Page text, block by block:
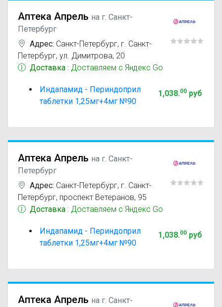
Аптека Апрель на г. Санкт-
Петербург
Адрес: Санкт-Петербург, г. Санкт-
Петербург, ул. Димитрова, 20
Доставка : Доставляем с Яндекс Go
Индапамид - Периндоприл
таблетки 1,25мг+4мг №90
1,038.00руб
Аптека Апрель на г. Санкт-
Петербург
Адрес: Санкт-Петербург, г. Санкт-
Петербург, проспект Ветеранов, 95
Доставка : Доставляем с Яндекс Go
Индапамид - Периндоприл
таблетки 1,25мг+4мг №90
1,038.00руб
Аптека Апрель на г. Санкт-